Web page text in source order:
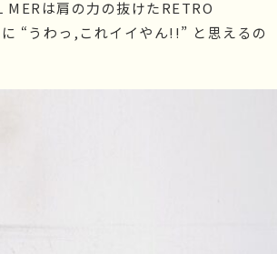
MERは肩の力の抜けたRETRO
“うわっ,これイイやん!!” と思えるの